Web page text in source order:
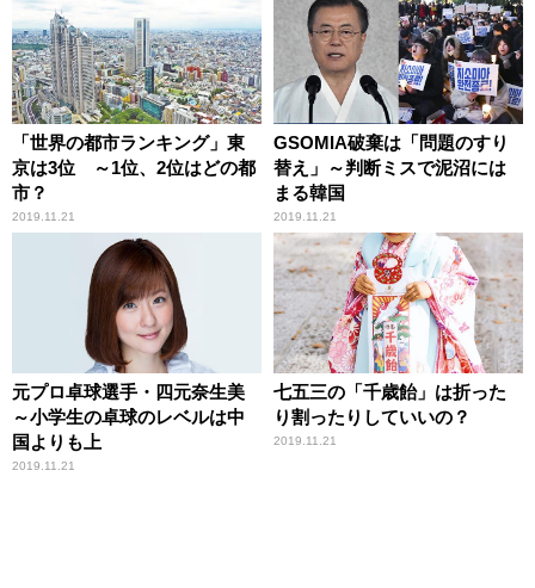
「世界の都市ランキング」東
京は3位 ～1位、2位はどの都
市？
2019.11.21
GSOMIA破棄は「問題のすり
替え」～判断ミスで泥沼には
まる韓国
2019.11.21
元プロ卓球選手・四元奈生美
～小学生の卓球のレベルは中
国よりも上
2019.11.21
七五三の「千歳飴」は折った
り割ったりしていいの？
2019.11.21